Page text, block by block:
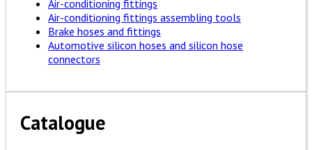
Air-conditioning fittings
Air-conditioning fittings assembling tools
Brake hoses and fittings
Automotive silicon hoses and silicon hose
connectors
Catalogue